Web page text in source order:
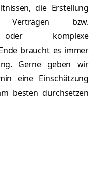
die Erstellung
bzw.
oder komplexe
braucht es immer
Gerne geben wir
eine Einschätzung
besten durchsetzen